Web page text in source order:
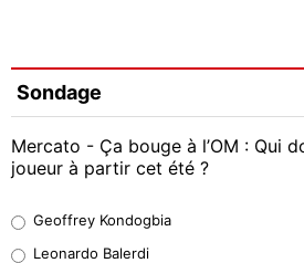
Sondage
Mercato - Ça bouge à l’OM : Qui
joueur à partir cet été ?
38%
Geoffrey Kondogbia
Leonardo Balerdi